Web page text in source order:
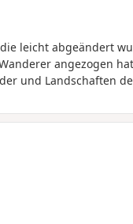
leicht abgeändert
angezogen
und Landschaften